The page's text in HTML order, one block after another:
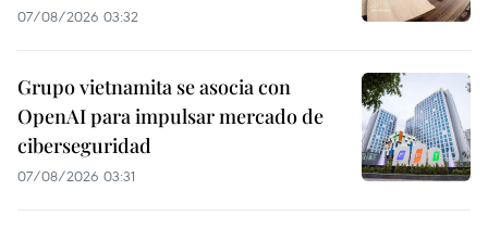
07/08/2026 03:32
Grupo vietnamita se asocia con
OpenAI para impulsar mercado de
ciberseguridad
07/08/2026 03:31